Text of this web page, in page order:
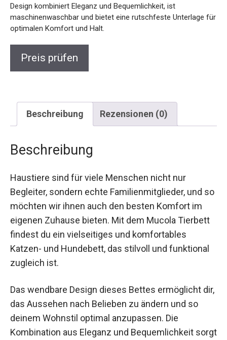
Design kombiniert Eleganz und Bequemlichkeit, ist
maschinenwaschbar und bietet eine rutschfeste Unterlage für
optimalen Komfort und Halt.
Preis prüfen
Beschreibung Rezensionen (0)
Beschreibung
Haustiere sind für viele Menschen nicht nur
Begleiter, sondern echte Familienmitglieder, und so
möchten wir ihnen auch den besten Komfort im
eigenen Zuhause bieten. Mit dem Mucola Tierbett
findest du ein vielseitiges und komfortables
Katzen- und Hundebett, das stilvoll und funktional
zugleich ist.
Das wendbare Design dieses Bettes ermöglicht dir,
das Aussehen nach Belieben zu ändern und so
deinem Wohnstil optimal anzupassen. Die
Kombination aus Eleganz und Bequemlichkeit sorgt